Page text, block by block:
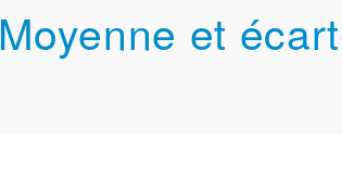
Moyenne et